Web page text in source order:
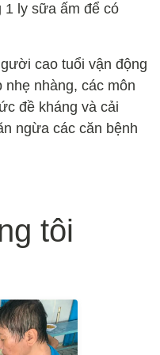
1 ly sữa ấm để có
cao tuổi vận động
nhàng, các môn
đề kháng và cải
ngừa các căn bệnh
tôi